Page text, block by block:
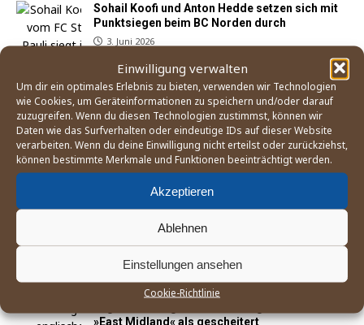
Einwilligung verwalten
Um dir ein optimales Erlebnis zu bieten, verwenden wir Technologien
wie Cookies, um Geräteinformationen zu speichern und/oder darauf
zuzugreifen. Wenn du diesen Technologien zustimmst, können wir
Daten wie das Surfverhalten oder eindeutige IDs auf dieser Website
verarbeiten. Wenn du deine Einwilligung nicht erteilst oder zurückziehst,
können bestimmte Merkmale und Funktionen beeinträchtigt werden.
Akzeptieren
Ablehnen
Einstellungen ansehen
Cookie-Richtlinie
Sohail Koofi und Anton Hedde setzen sich mit
Punktsiegen beim BC Norden durch
3. Juni 2026
Der Weg zum Boxturnier bei den Olympischen
Spielen 2028 in Los Angeles
21. Mai 2026
»East Midland« als gescheitert